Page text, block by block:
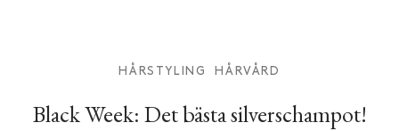
HÅRSTYLING HÅRVÅRD
Black Week: Det bästa silverschampot!